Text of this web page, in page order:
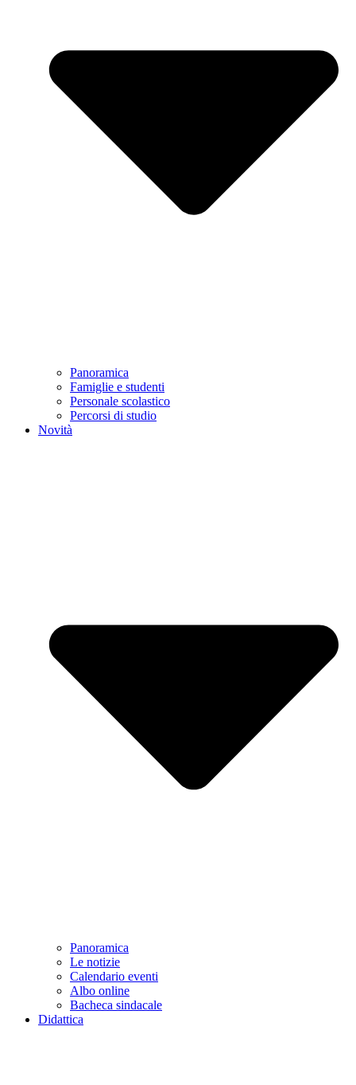
Panoramica
Famiglie e studenti
Personale scolastico
Percorsi di studio
Novità
Panoramica
Le notizie
Calendario eventi
Albo online
Bacheca sindacale
Didattica